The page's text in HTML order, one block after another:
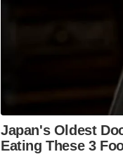
Japan's Oldest
Eating These 3